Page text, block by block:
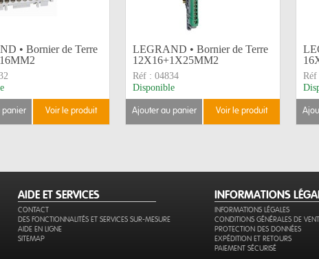
• Bornier de Terre
panier voir le produit
LEGRAND • Bornier de Terre
12X16+1X25MM2
Réf : 04834
Disponible
ajouter au panier voir le produit
Réf
AIDE ET SERVICES
CONTACT
DES FONCTIONNALITÉS ET SERVICES SUR-MESURE
AIDE EN LIGNE
SITEMAP
INFORMATIONS
INFORMATIONS LÉGALES
CONDITIONS GÉNÉRALES DE
PROTECTION DES DONNÉES
EXPÉDITION ET RETOURS
PAIEMENT SÉCURISÉ